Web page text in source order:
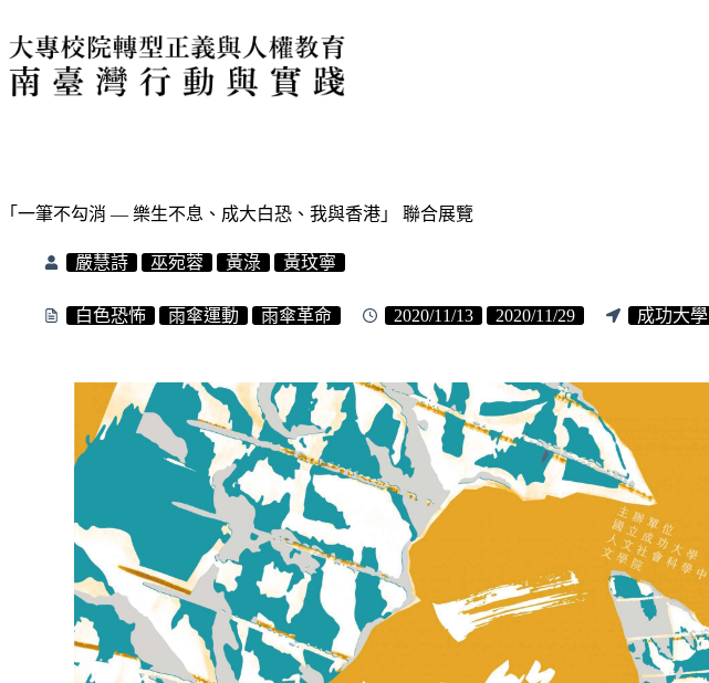
「一筆不勾消 — 樂生不息、成大白恐、我與香港」 聯合展覽
嚴慧詩 巫宛蓉 黃淥 黃玟寧
白色恐怖 雨傘運動 雨傘革命 2020/11/13 2020/11/29 成功大學